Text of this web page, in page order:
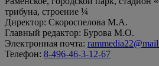
трибуна, строение ¼
Директор: Скороспелова М.А.
Главный редактор: Бурова М.О.
Электронная почта:
Телефон: 8-496-46-3-12-67